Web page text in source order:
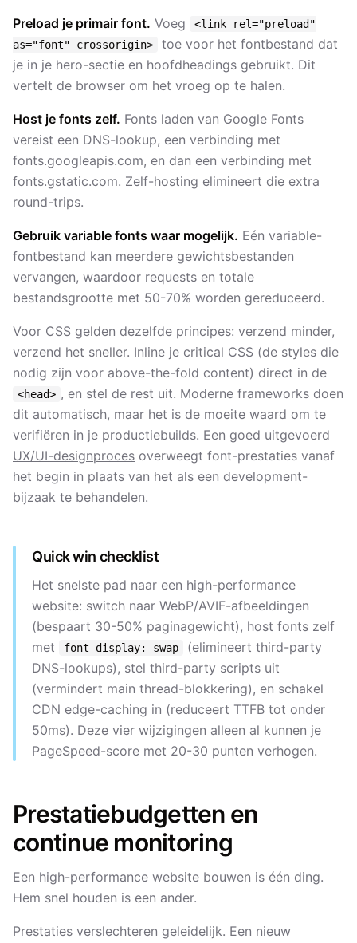
Preload je primair font. Voeg
<link rel="preload"
as="font" crossorigin>
toe voor het fontbestand dat
je in je hero-sectie en hoofdheadings gebruikt. Dit
vertelt de browser om het vroeg op te halen.
Host je fonts zelf. Fonts laden van Google Fonts
vereist een DNS-lookup, een verbinding met
fonts.googleapis.com, en dan een verbinding met
fonts.gstatic.com. Zelf-hosting elimineert die extra
round-trips.
Gebruik variable fonts waar mogelijk. Eén variable-
fontbestand kan meerdere gewichtsbestanden
vervangen, waardoor requests en totale
bestandsgrootte met 50-70% worden gereduceerd.
Voor CSS gelden dezelfde principes: verzend minder,
verzend het sneller. Inline je critical CSS (de styles die
nodig zijn voor above-the-fold content) direct in de
<head> , en stel de rest uit. Moderne frameworks doen
dit automatisch, maar het is de moeite waard om te
verifiëren in je productiebuilds. Een goed uitgevoerd
UX/UI-designproces overweegt font-prestaties vanaf
het begin in plaats van het als een development-
bijzaak te behandelen.
Quick win checklist
Het snelste pad naar een high-performance
website: switch naar WebP/AVIF-afbeeldingen
(bespaart 30-50% paginagewicht), host fonts zelf
met
font-display: swap
(elimineert third-party
DNS-lookups), stel third-party scripts uit
(vermindert main thread-blokkering), en schakel
CDN edge-caching in (reduceert TTFB tot onder
50ms). Deze vier wijzigingen alleen al kunnen je
PageSpeed-score met 20-30 punten verhogen.
Prestatiebudgetten en
continue monitoring
Een high-performance website bouwen is één ding.
Hem snel houden is een ander.
Prestaties verslechteren geleidelijk. Een nieuw